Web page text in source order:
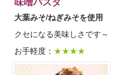
大葉みそ/ねぎみそを使用
クセになる美味しさです～
お手軽度： ★★★★